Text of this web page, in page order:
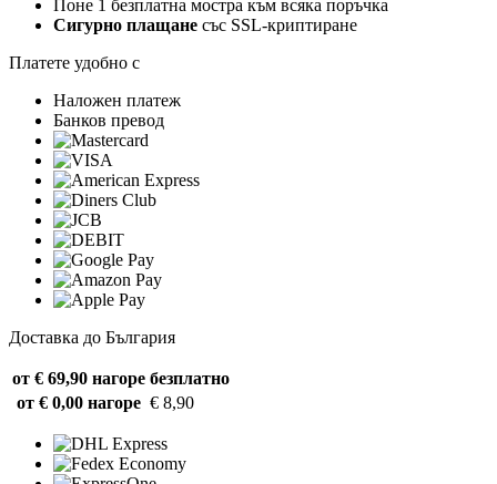
Поне 1 безплатна мостра към всяка поръчка
Сигурно плащане със SSL-криптиране
Платете удобно с
Наложен платеж
Банков превод
Доставка до България
от € 69,90 нагоре безплатно
от € 0,00 нагоре € 8,90